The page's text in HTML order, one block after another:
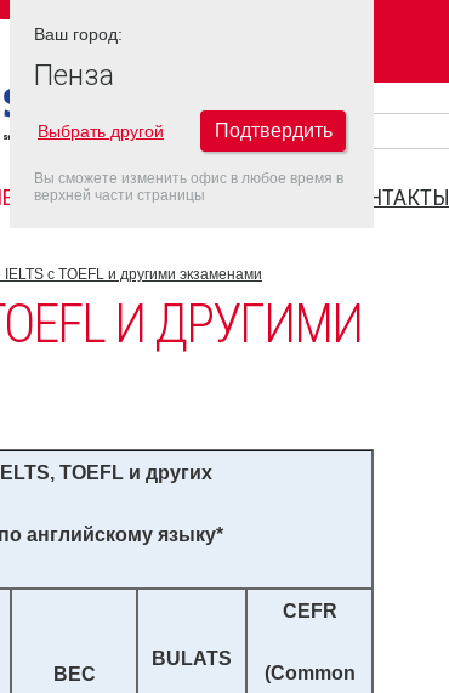
FAQ ДАТЫ IELTS 2022 КОНТАКТЫ
с TOEFL и другими экзаменами
И ДРУГИМИ
IELTS, TOEFLи других
английскому языку*
BEC
BULATS
CEFR
(Common
Ваш город:
Пенза
Выбрать другой Подтвердить
Вы сможете изменить офис в любое время в
верхней части страницы